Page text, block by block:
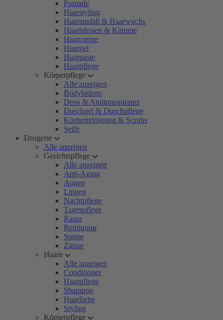
Pomade
Haarstyling
Haarausfall & Haarwuchs
Haarbürsten & Kämme
Haarcreme
Haargel
Haarpaste
Haarpflege
Körperpflege
Alle anzeigen
Bodylotions
Deos & Antitranspirants
Duschgel & Duschpflege
Körperreinigung & Scrubs
Seife
Drogerie
Alle anzeigen
Gesichtspflege
Alle anzeigen
Anti-Aging
Augen
Lippen
Nachtpflege
Tagespflege
Rasur
Reinigung
Sonne
Zähne
Haare
Alle anzeigen
Conditioner
Haarpflege
Shampoo
Haarfarbe
Styling
Körperpflege